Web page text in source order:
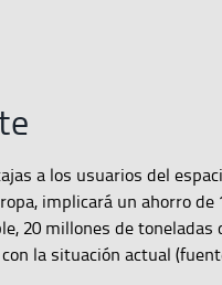
a los usuarios del
implicará un ahorro
20 millones de toneladas
la situación actual